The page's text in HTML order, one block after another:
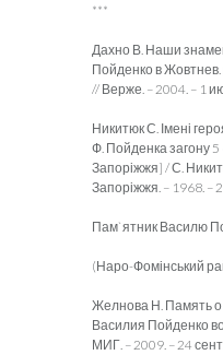
***
Дахно В. Наши
Пойденко в
// Верже. – 2004. – 1
Никитюк С. Імені
Ф. Пойденка загону
Запоріжжя] / С.
Запоріжжя. – 1968. –
Пам`ятник Василю
(Наро-Фомінський
Желнова Н. Память о
Василия Пойденко
МИГ. – 2009. – 24